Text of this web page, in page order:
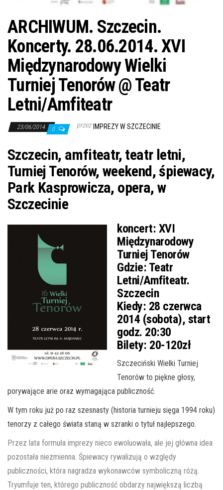
ARCHIWUM. Szczecin.
Koncerty. 28.06.2014. XVI
Międzynarodowy Wielki
Turniej Tenorów @ Teatr
Letni/Amfiteatr
23/06/2014 0 przez IMPREZY W SZCZECINIE
Szczecin, amfiteatr, teatr letni,
Turniej Tenorów, weekend, śpiewacy,
Park Kasprowicza, opera, w
Szczecinie
koncert: XVI
Międzynarodowy
Turniej Tenorów
Gdzie: Teatr
Letni/Amfiteatr.
Szczecin
Kiedy: 28 czerwca
2014 (sobota), start
godz. 20:30
Bilety: 20-120zł
Szczeciński Wielki Turniej
Tenorów to piękne głosy,
porywające arie oraz wymagająca publiczność.
W tym roku już po raz szesnasty (historia turnieju sięga 1994 roku)
tenorzy z całego świata staną w szranki o tytuł najlepszego.
Przez lata formuła imprezy nieco ewoluowała, ale jej główna idea
pozostała niezmienna. Śpiewacy rywalizują o względy
publiczności, która nagradza wykonawców symboliczną różą.
Tryumfuje ten, którego publiczność obdarzy największą liczbą